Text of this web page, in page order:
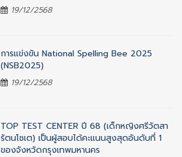
19/12/2568
การแข่งขัน National Spelling Bee 2025
(NSB2025)
19/12/2568
TOP TEST CENTER ปี 68 (เด็กหญิงศรีวัตสา
รัตนโชเต) เป็นผู้สอบได้คะแนนสูงสุดอันดับที่ 1
ของจังหวัดกรุงเทพมหานคร